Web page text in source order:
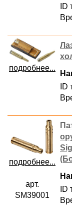
ID
подробнее...
ID
подробнее...
арт.
SM39001
ID